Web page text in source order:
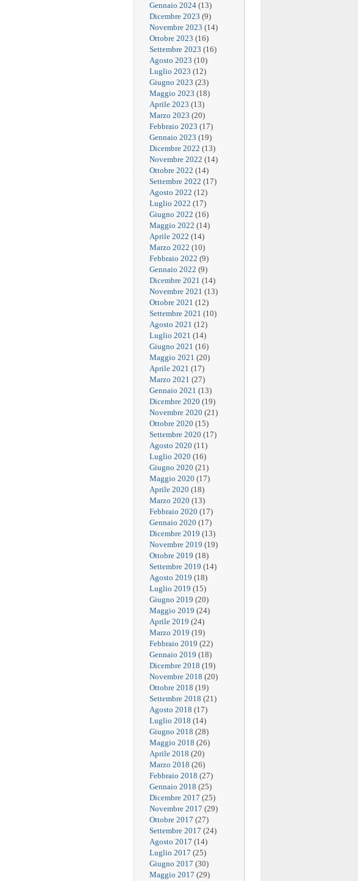
Gennaio 2024 (13)
Dicembre 2023 (9)
Novembre 2023 (14)
Ottobre 2023 (16)
Settembre 2023 (16)
Agosto 2023 (10)
Luglio 2023 (12)
Giugno 2023 (23)
Maggio 2023 (18)
Aprile 2023 (13)
Marzo 2023 (20)
Febbraio 2023 (17)
Gennaio 2023 (19)
Dicembre 2022 (13)
Novembre 2022 (14)
Ottobre 2022 (14)
Settembre 2022 (17)
Agosto 2022 (12)
Luglio 2022 (17)
Giugno 2022 (16)
Maggio 2022 (14)
Aprile 2022 (14)
Marzo 2022 (10)
Febbraio 2022 (9)
Gennaio 2022 (9)
Dicembre 2021 (14)
Novembre 2021 (13)
Ottobre 2021 (12)
Settembre 2021 (10)
Agosto 2021 (12)
Luglio 2021 (14)
Giugno 2021 (16)
Maggio 2021 (20)
Aprile 2021 (17)
Marzo 2021 (27)
Gennaio 2021 (13)
Dicembre 2020 (19)
Novembre 2020 (21)
Ottobre 2020 (15)
Settembre 2020 (17)
Agosto 2020 (11)
Luglio 2020 (16)
Giugno 2020 (21)
Maggio 2020 (17)
Aprile 2020 (18)
Marzo 2020 (13)
Febbraio 2020 (17)
Gennaio 2020 (17)
Dicembre 2019 (13)
Novembre 2019 (19)
Ottobre 2019 (18)
Settembre 2019 (14)
Agosto 2019 (18)
Luglio 2019 (15)
Giugno 2019 (20)
Maggio 2019 (24)
Aprile 2019 (24)
Marzo 2019 (19)
Febbraio 2019 (22)
Gennaio 2019 (18)
Dicembre 2018 (19)
Novembre 2018 (20)
Ottobre 2018 (19)
Settembre 2018 (21)
Agosto 2018 (17)
Luglio 2018 (14)
Giugno 2018 (28)
Maggio 2018 (26)
Aprile 2018 (20)
Marzo 2018 (26)
Febbraio 2018 (27)
Gennaio 2018 (25)
Dicembre 2017 (25)
Novembre 2017 (29)
Ottobre 2017 (27)
Settembre 2017 (24)
Agosto 2017 (14)
Luglio 2017 (25)
Giugno 2017 (30)
Maggio 2017 (29)